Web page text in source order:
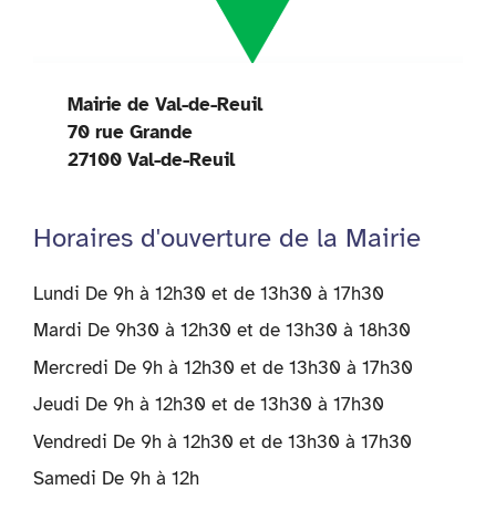
Mairie de Val-de-Reuil
70 rue Grande
27100 Val-de-Reuil
Horaires d'ouverture de la Mairie
Lundi De 9h à 12h30 et de 13h30 à 17h30
Mardi De 9h30 à 12h30 et de 13h30 à 18h30
Mercredi De 9h à 12h30 et de 13h30 à 17h30
Jeudi De 9h à 12h30 et de 13h30 à 17h30
Vendredi De 9h à 12h30 et de 13h30 à 17h30
Samedi De 9h à 12h